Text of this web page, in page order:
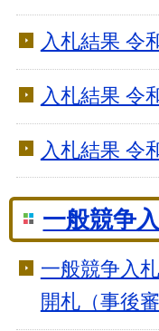
入札結果 令
入札結果 令
入札結果 令
一般競争
一般競争入
開札（事後